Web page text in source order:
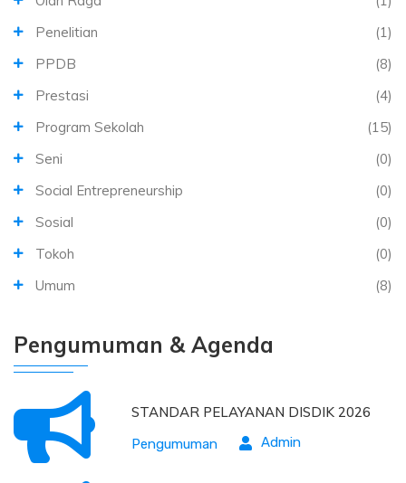
Penelitian
(1)
PPDB
(8)
Prestasi
(4)
Program Sekolah
(15)
Seni
(0)
Social Entrepreneurship
(0)
Sosial
(0)
Tokoh
(0)
Umum
(8)
Pengumuman & Agenda
STANDAR PELAYANAN DISDIK 2026
Pengumuman Admin